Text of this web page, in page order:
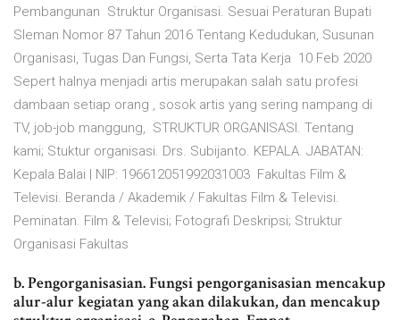
Pembangunan Struktur Organisasi. Sesuai Peraturan Bupati
Sleman Nomor 87 Tahun 2016 Tentang Kedudukan, Susunan
Organisasi, Tugas Dan Fungsi, Serta Tata Kerja 10 Feb 2020
Sepert halnya menjadi artis merupakan salah satu profesi
dambaan setiap orang , sosok artis yang sering nampang di
TV, job-job manggung, STRUKTUR ORGANISASI. Tentang
kami; Stuktur organisasi. Drs. Subijanto. KEPALA. JABATAN:
Kepala Balai | NIP: 196612051992031003 Fakultas Film &
Televisi. Beranda / Akademik / Fakultas Film & Televisi.
Peminatan. Film & Televisi; Fotografi Deskripsi; Struktur
Organisasi Fakultas
b. Pengorganisasian. Fungsi pengorganisasian mencakup
alur-alur kegiatan yang akan dilakukan, dan mencakup